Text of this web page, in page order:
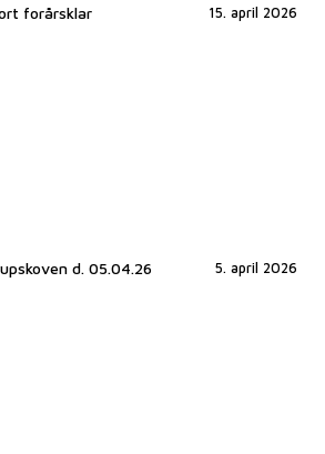
15. april 2026
forårsklar
5. april 2026
d. 05.04.26